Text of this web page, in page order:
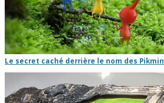
Le secret caché derrière le nom des Pikmin